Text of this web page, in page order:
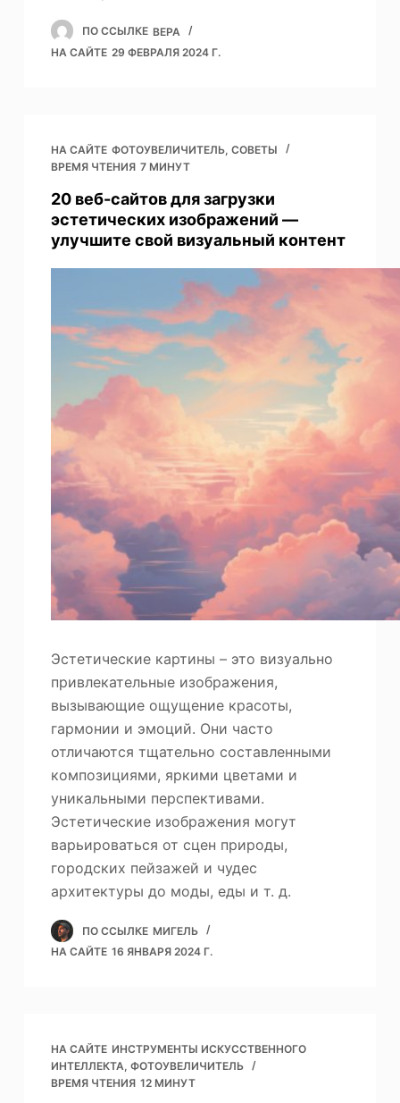
ПО ССЫЛКЕ ВЕРА
НА САЙТЕ 29 ФЕВРАЛЯ 2024 Г.
НА САЙТЕ ФОТОУВЕЛИЧИТЕЛЬ, СОВЕТЫ
ВРЕМЯ ЧТЕНИЯ 7 МИНУТ
20 веб-сайтов для загрузки
эстетических изображений —
улучшите свой визуальный контент
Эстетические картины – это визуально
привлекательные изображения,
вызывающие ощущение красоты,
гармонии и эмоций. Они часто
отличаются тщательно составленными
композициями, яркими цветами и
уникальными перспективами.
Эстетические изображения могут
варьироваться от сцен природы,
городских пейзажей и чудес
архитектуры до моды, еды и т. д.
ПО ССЫЛКЕ МИГЕЛЬ
НА САЙТЕ 16 ЯНВАРЯ 2024 Г.
НА САЙТЕ ИНСТРУМЕНТЫ ИСКУССТВЕННОГО
ИНТЕЛЛЕКТА, ФОТОУВЕЛИЧИТЕЛЬ
ВРЕМЯ ЧТЕНИЯ 12 МИНУТ